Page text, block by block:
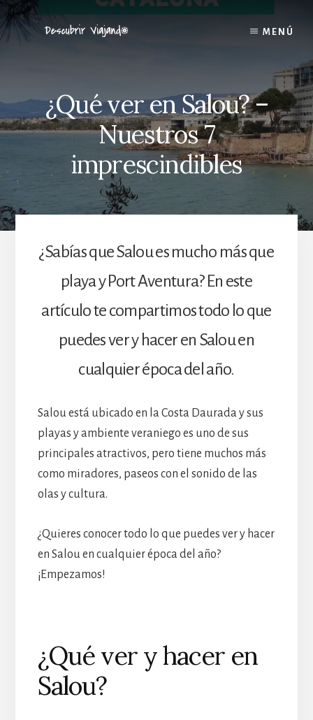
Skip
to
content
MENÚ
¿Qué ver en Salou? –
Nuestros 7
imprescindibles
¿Sabías que Salou es mucho más que
playa y Port Aventura? En este
artículo te compartimos todo lo que
puedes ver y hacer en Salou en
cualquier época del año.
Salou está ubicado en la Costa Daurada y sus
playas y ambiente veraniego es uno de sus
principales atractivos, pero tiene muchos más
como miradores, paseos con el sonido de las
olas y cultura.
¿Quieres conocer todo lo que puedes ver y hacer
en Salou en cualquier época del año?
¡Empezamos!
¿Qué ver y hacer en
Salou?